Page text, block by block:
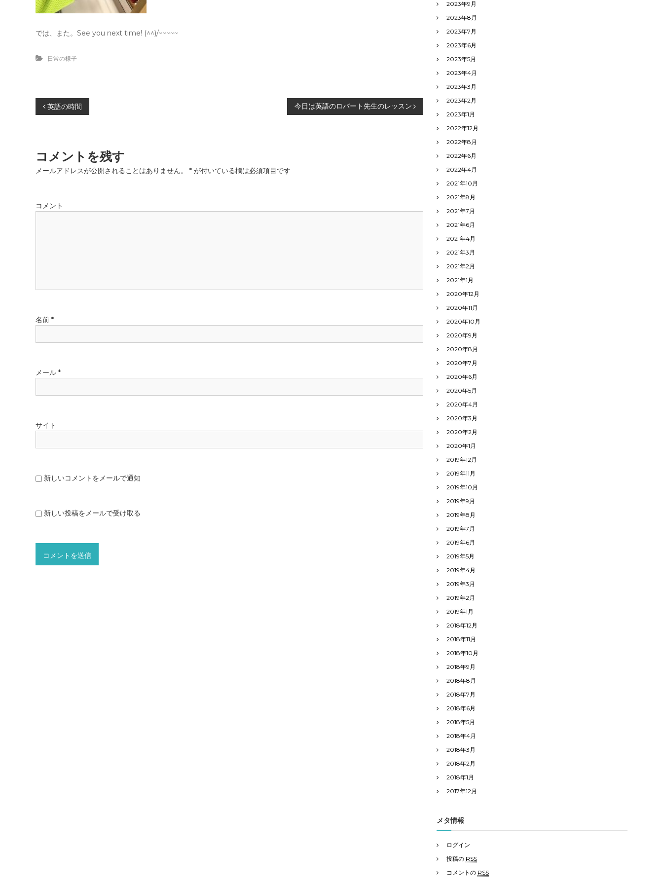
では、また。See you next time! (^^)/~~~~~
日常の様子
投
ナ
ビ
ン
英語の時間 今日は英語のロバート先生のレッスン
コメントを残す
メールアドレスが公開されることはありません。 * が付いている欄は必須項目です
コメント
名前 *
メール *
サイト
新しいコメントをメールで通知
新しい投稿をメールで受け取る
2023年9月
2023年8月
2023年7月
2023年6月
2023年5月
2023年4月
2023年3月
2023年2月
2023年1月
2022年12月
2022年8月
2022年6月
2022年4月
2021年10月
2021年8月
2021年7月
2021年6月
2021年4月
2021年3月
2021年2月
2021年1月
2020年12月
2020年11月
2020年10月
2020年9月
2020年8月
2020年7月
2020年6月
2020年5月
2020年4月
2020年3月
2020年2月
2020年1月
2019年12月
2019年11月
2019年10月
2019年9月
2019年8月
2019年7月
2019年6月
2019年5月
2019年4月
2019年3月
2019年2月
2019年1月
2018年12月
2018年11月
2018年10月
2018年9月
2018年8月
2018年7月
2018年6月
2018年5月
2018年4月
2018年3月
2018年2月
2018年1月
2017年12月
メタ情報
ログイン
投稿の RSS
コメントの RSS